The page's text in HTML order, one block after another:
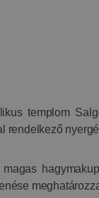
templom
rendelkező